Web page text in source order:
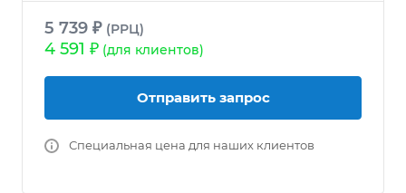
5 739 ₽ (РРЦ)
4 591 ₽ (для клиентов)
Отправить запрос
Специальная цена для наших клиентов